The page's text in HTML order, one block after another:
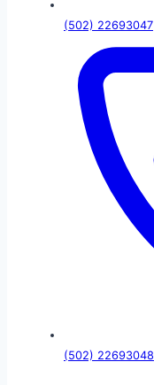
(502) 22693047
(502) 22693048